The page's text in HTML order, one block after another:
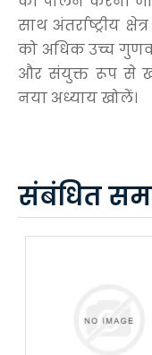
साथ अंतर्राष्ट्रीय
को अधिक उच्च
और संयुक्त रूप से
नया अध्याय खोलें।
संबंधित